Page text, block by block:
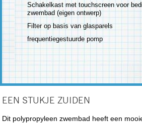
Schakelkast met touchscreen voor
zwembad (eigen ontwerp)
Filter op basis van glasparels
frequentiegestuurde pomp
EEN STUKJE ZUIDEN
Dit polypropyleen zwembad heeft een